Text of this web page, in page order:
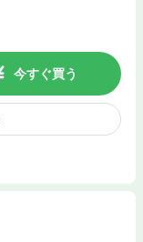
今すぐ買う